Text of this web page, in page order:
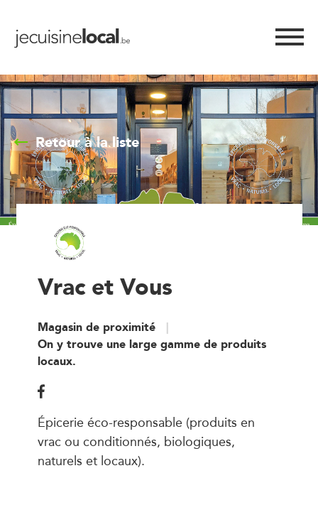
Retour à la liste
Vrac et Vous
Magasin de proximité
On y trouve une large gamme de produits
locaux.
Épicerie éco-responsable (produits en
vrac ou conditionnés, biologiques,
naturels et locaux).